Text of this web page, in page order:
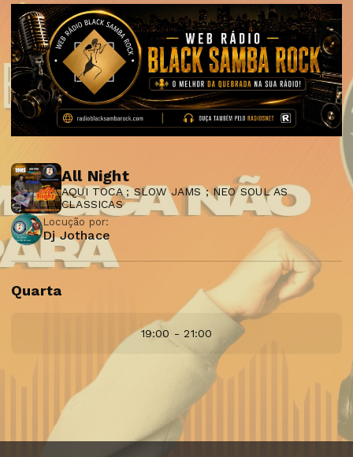
All Night
AQUI TOCA ; SLOW JAMS ; NEO SOUL AS
CLASSICAS
Locução por:
Dj Jothace
Quarta
19:00 - 21:00